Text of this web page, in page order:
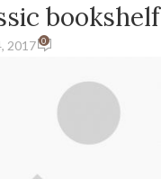
bookshelf
2017 0